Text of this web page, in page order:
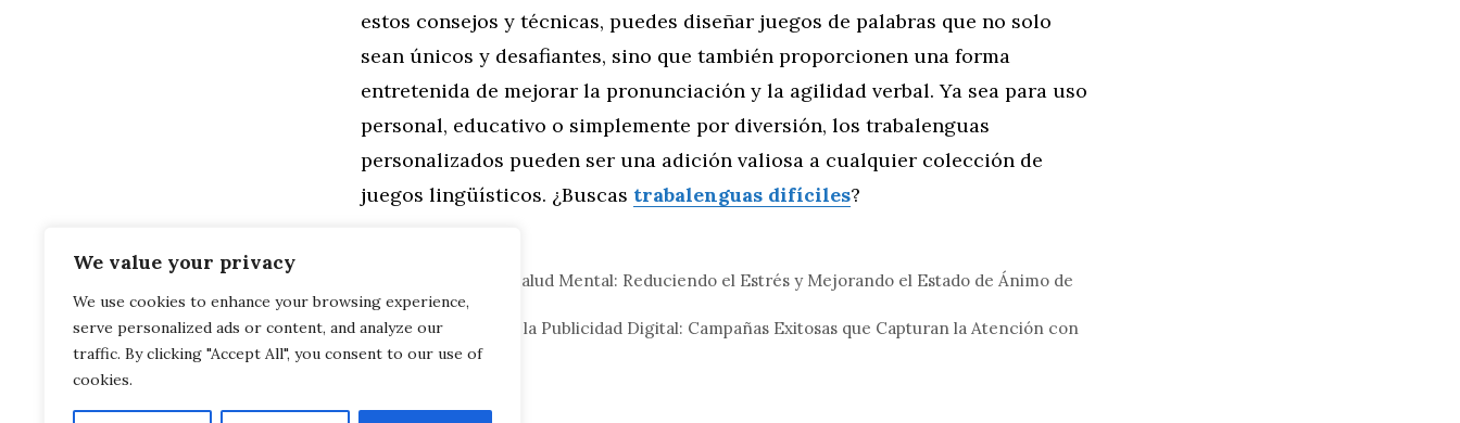
We value your privacy
We use cookies to enhance your browsing experience,
serve personalized ads or content, and analyze our
traffic. By clicking "Accept All", you consent to our use of
cookies.
estos consejos y técnicas, puedes diseñar juegos de palabras que no solo
sean únicos y desafiantes, sino que también proporcionen una forma
entretenida de mejorar la pronunciación y la agilidad verbal. Ya sea para uso
personal, educativo o simplemente por diversión, los trabalenguas
personalizados pueden ser una adición valiosa a cualquier colección de
juegos lingüísticos. ¿Buscas trabalenguas difíciles?
Trabalenguas y Salud Mental: Reduciendo el Estrés y Mejorando el Estado de Ánimo de
Manera Divertida
Trabalenguas en la Publicidad Digital: Campañas Exitosas que Capturan la Atención con
Juegos de Palabras